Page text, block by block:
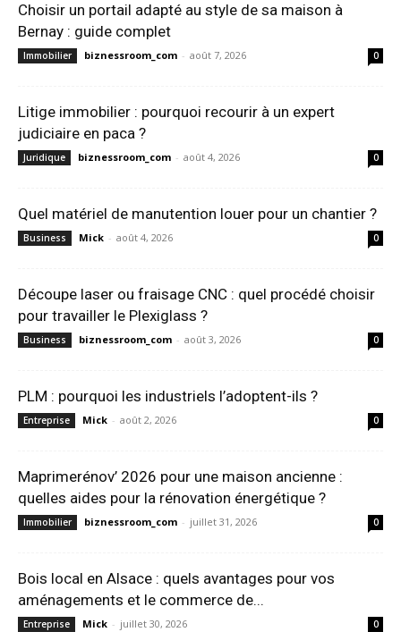
Choisir un portail adapté au style de sa maison à
Bernay : guide complet
Immobilier biznessroom_com - août 7, 2026 0
Litige immobilier : pourquoi recourir à un expert
judiciaire en paca ?
Juridique biznessroom_com - août 4, 2026 0
Quel matériel de manutention louer pour un chantier ?
Business Mick - août 4, 2026 0
Découpe laser ou fraisage CNC : quel procédé choisir
pour travailler le Plexiglass ?
Business biznessroom_com - août 3, 2026 0
PLM : pourquoi les industriels l’adoptent-ils ?
Entreprise Mick - août 2, 2026 0
Maprimerénov’ 2026 pour une maison ancienne :
quelles aides pour la rénovation énergétique ?
Immobilier biznessroom_com - juillet 31, 2026 0
Bois local en Alsace : quels avantages pour vos
aménagements et le commerce de...
Entreprise Mick - juillet 30, 2026 0